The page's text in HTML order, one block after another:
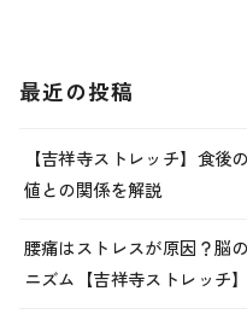
最近の投稿
【吉祥寺ストレッチ】食
値との関係を解説
腰痛はストレスが原因？脳
ニズム【吉祥寺ストレッチ】